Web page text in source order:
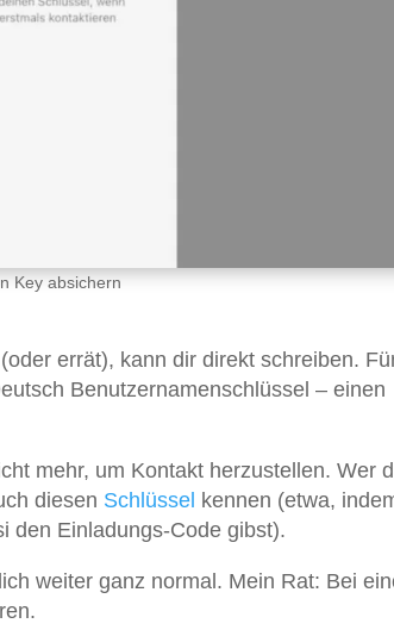
Key absichern
errät), kann dir direkt schreiben.
Benutzernamenschlüssel – einen
mehr, um Kontakt herzustellen. Wer
diesen Schlüssel kennen (etwa,
den Einladungs-Code gibst).
weiter ganz normal. Mein Rat: Bei